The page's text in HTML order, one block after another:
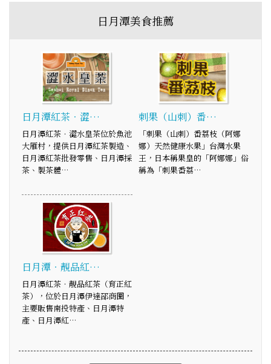
日月潭美食推薦
日月潭紅茶．澀…
日月潭紅茶．澀水皇茶位於魚池
大雁村，提供日月潭紅茶製造、
日月潭紅茶批發零售、日月潭採
茶、製茶體…
刺果（山刺）番…
「刺果（山刺）番荔枝（阿娜
娜）天然健康水果」台灣水果
王，日本稱果皇的「阿娜娜」俗
稱為「刺果番荔…
日月潭‧靚品紅…
日月潭紅茶‧靚品紅茶（育正紅
茶），位於日月潭伊達邵商圈，
主要販售南投特產、日月潭特
產、日月潭紅…